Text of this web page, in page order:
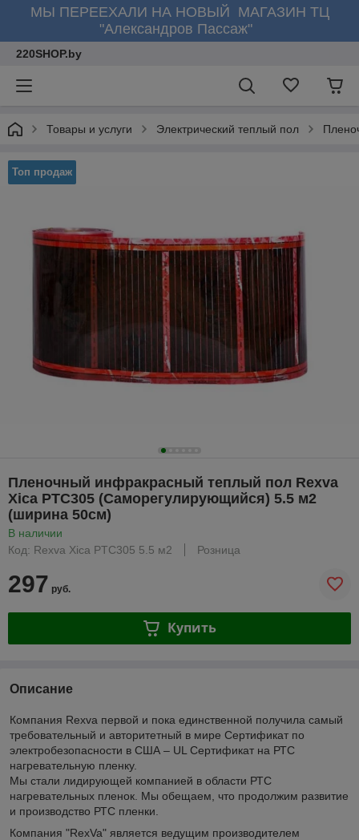
МЫ ПЕРЕЕХАЛИ НА НОВЫЙ МАГАЗИН ТЦ
"Александров Пассаж"
220SHOP.by
Товары и услуги Электрический теплый пол
Топ продаж
Пленочный инфракрасный теплый пол Rexva
Xica PTC305 (Саморегулирующийся) 5.5 м2
(ширина 50см)
В наличии
Код: Rexva Xica PTC305 5.5 м2
Розница
297 руб.
Купить
Описание
Компания Rexva первой и пока единственной получила самый
требовательный и авторитетный в мире Сертификат по
электробезопасности в США – UL Сертификат на РТС
нагревательную пленку.
Мы стали лидирующей компанией в области РТС
нагревательных пленок. Мы обещаем, что продолжим развитие
и производство РТС пленки.
Компания "RexVa" является ведущим производителем